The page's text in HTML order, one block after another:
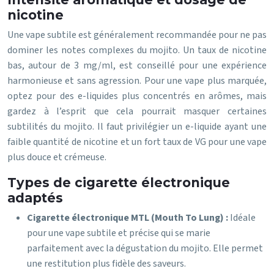
nicotine
Une vape subtile est généralement recommandée pour ne pas
dominer les notes complexes du mojito. Un taux de nicotine
bas, autour de 3 mg/ml, est conseillé pour une expérience
harmonieuse et sans agression. Pour une vape plus marquée,
optez pour des e-liquides plus concentrés en arômes, mais
gardez à l’esprit que cela pourrait masquer certaines
subtilités du mojito. Il faut privilégier un e-liquide ayant une
faible quantité de nicotine et un fort taux de VG pour une vape
plus douce et crémeuse.
Types de cigarette électronique
adaptés
Cigarette électronique MTL (Mouth To Lung) :Idéale
pour une vape subtile et précise qui se marie
parfaitement avec la dégustation du mojito. Elle permet
une restitution plus fidèle des saveurs.